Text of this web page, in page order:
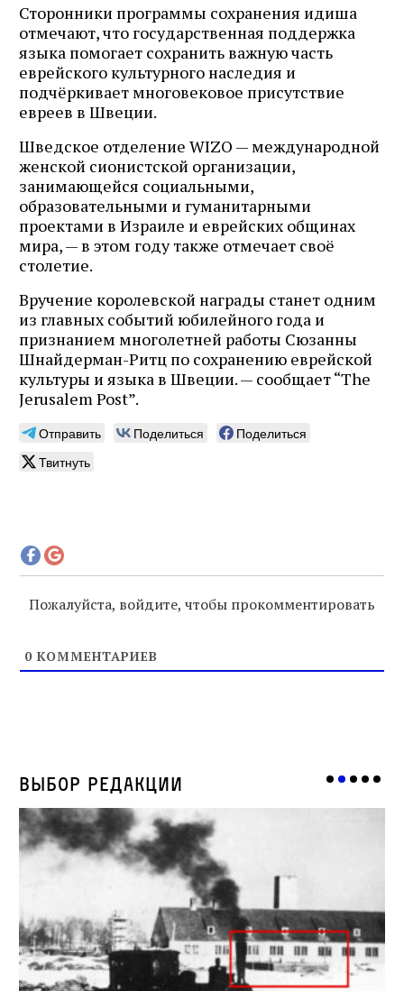
Сторонники программы сохранения идиша
отмечают, что государственная поддержка
языка помогает сохранить важную часть
еврейского культурного наследия и
подчёркивает многовековое присутствие
евреев в Швеции.
Шведское отделение WIZO — международной
женской сионистской организации,
занимающейся социальными,
образовательными и гуманитарными
проектами в Израиле и еврейских общинах
мира, — в этом году также отмечает своё
столетие.
Вручение королевской награды станет одним
из главных событий юбилейного года и
признанием многолетней работы Сюзанны
Шнайдерман-Ритц по сохранению еврейской
культуры и языка в Швеции. — сообщает “The
Jerusalem Post”.
Отправить Поделиться
Поделиться
Твитнуть
Пожалуйста, войдите, чтобы прокомментировать
0 КОММЕНТАРИЕВ
Выбор редакции